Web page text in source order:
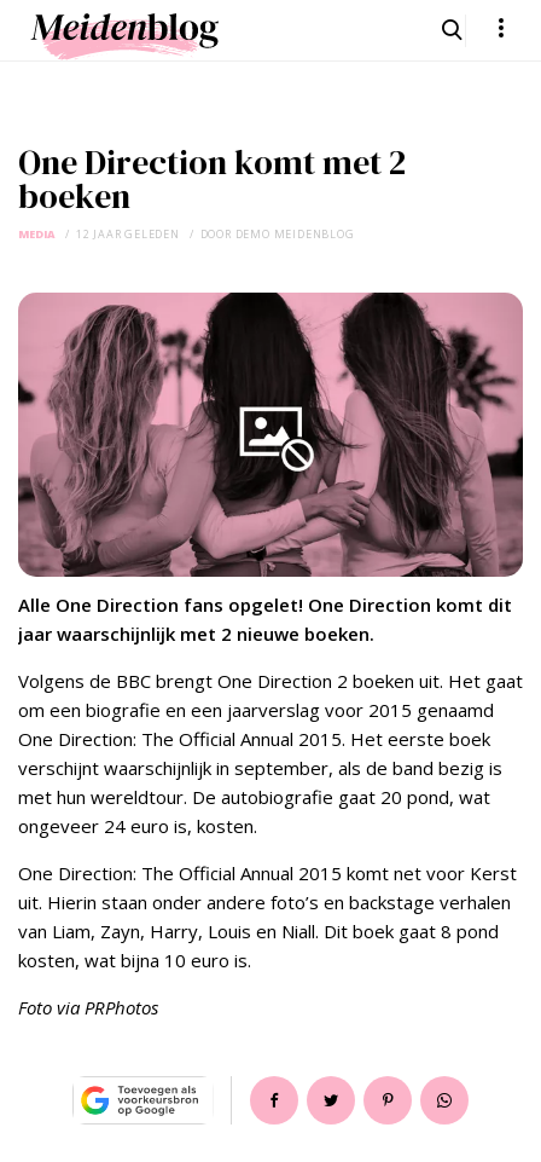
One Direction komt met 2
boeken
MEDIA 12 JAAR GELEDEN DOOR DEMO MEIDENBLOG
Alle One Direction fans opgelet! One Direction komt dit
jaar waarschijnlijk met 2 nieuwe boeken.
Volgens de BBC brengt One Direction 2 boeken uit. Het gaat
om een biografie en een jaarverslag voor 2015 genaamd
One Direction: The Official Annual 2015. Het eerste boek
verschijnt waarschijnlijk in september, als de band bezig is
met hun wereldtour. De autobiografie gaat 20 pond, wat
ongeveer 24 euro is, kosten.
One Direction: The Official Annual 2015 komt net voor Kerst
uit. Hierin staan onder andere foto’s en backstage verhalen
van Liam, Zayn, Harry, Louis en Niall. Dit boek gaat 8 pond
kosten, wat bijna 10 euro is.
Foto via PRPhotos